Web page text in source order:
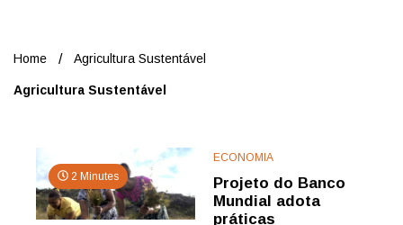
Home Agricultura Sustentável
Agricultura Sustentável
2 Minutes
ECONOMIA
Projeto do Banco
Mundial adota
práticas